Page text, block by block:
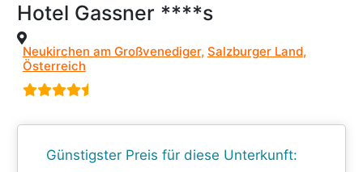
Hotel Gassner ****s
Neukirchen am Großvenediger, Salzburger Land,
Österreich
Günstigster Preis für diese Unterkunft: